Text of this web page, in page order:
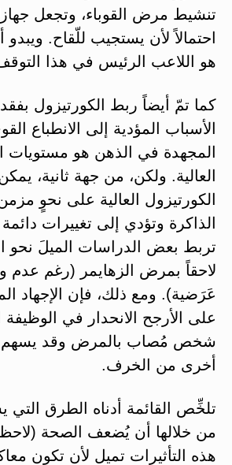
تنشيط مرض القوباء، وتجعل
احتمالاً لأن يستجيب للّقاح. ويبدو
هو اللاعب الرئيس في هذا
كما تمّ أيضاً ربط الكورتيزول
الأسباب المؤدية إلى الانطباع
المجهدة في الذهن هو مستويات
العالية. ولكن، من جهة ثانية،
الكورتيزول العالية على نحوٍ
الذاكرة وتؤدي إلى تغييرات
تربط بعض الدراسات الميلَ نحو
لاحقاً بمرض الزهايمر (رغم عدم
عَرَضية). ومع ذلك، فإن الإجهاد
على الأرجح الانحدار في الوظيفة
شخص مُصاب بالمرض وقد
أخرى من الخرف.
تلخِّص القائمة أدناه الطرق التي
من خلالها أن يُضعف الصحة
هذه التأثيرات تميل لأن تكون